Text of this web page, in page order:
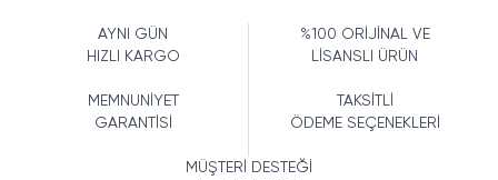
AYNI GÜN
HIZLI KARGO
%100 ORİJİNAL VE
LİSANSLI ÜRÜN
MEMNUNİYET
GARANTİSİ
TAKSİTLİ
ÖDEME SEÇENEKLERİ
MÜŞTERİ DESTEĞİ